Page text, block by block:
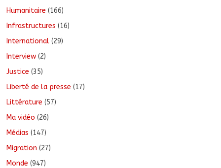
Humanitaire (166)
Infrastructures (16)
International (29)
Interview (2)
Justice (35)
Liberté de la presse (17)
Littérature (57)
Ma vidéo (26)
Médias (147)
Migration (27)
Monde (947)